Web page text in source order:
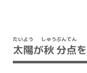
太陽
たいよう
が秋
しゅう
分点
ぶんてん
を